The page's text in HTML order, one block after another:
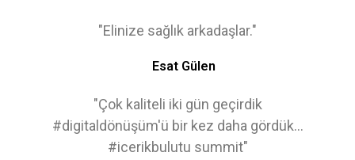
"Elinize sağlık arkadaşlar."
Esat Gülen
"Çok kaliteli iki gün geçirdik
#digitaldönüşüm'ü bir kez daha gördük...
#icerikbulutu summit"